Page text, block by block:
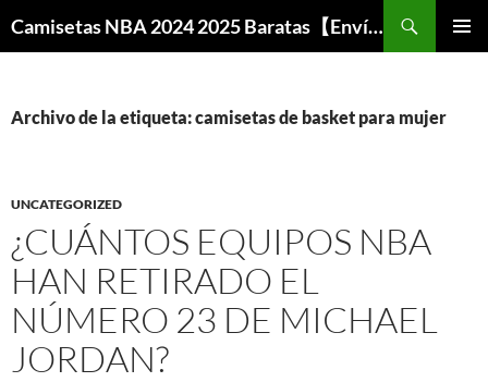
Camisetas NBA 2024 2025 Baratas【Envío Gratis】
Archivo de la etiqueta: camisetas de basket para mujer
UNCATEGORIZED
¿CUÁNTOS EQUIPOS NBA
HAN RETIRADO EL
NÚMERO 23 DE MICHAEL
JORDAN?